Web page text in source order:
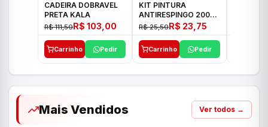
CADEIRA DOBRAVEL
PRETA KALA
R$ 111,50R$ 103,00
Carrinho Pedir
KIT PINTURA
ANTIRESPINGO 2003
ATLAS 03 PCS
R$ 25,50R$ 23,75
Carrinho Pedir
Mais Vendidos Ver todos →